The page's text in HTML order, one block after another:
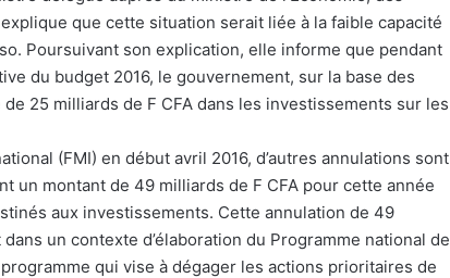
que cette situation serait liée à la faible capacité
Poursuivant son explication, elle informe que pendant
du budget 2016, le gouvernement, sur la base des
25 milliards de F CFA dans les investissements sur les
(FMI) en début avril 2016, d’autres annulations sont
un montant de 49 milliards de F CFA pour cette année
aux investissements. Cette annulation de 49
un contexte d’élaboration du Programme national de
qui vise à dégager les actions prioritaires de